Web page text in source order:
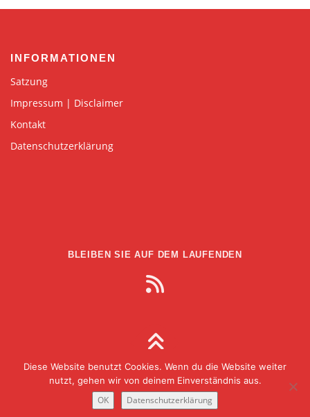
INFORMATIONEN
Satzung
Impressum | Disclaimer
Kontakt
Datenschutzerklärung
BLEIBEN SIE AUF DEM LAUFENDEN
Copyright © 2026 Gesellschaft für Medien in der
Wissenschaft–OnePresstheme by FameThemes
Diese Website benutzt Cookies. Wenn du die Website weiter
nutzt, gehen wir von deinem Einverständnis aus.
OK Datenschutzerklärung